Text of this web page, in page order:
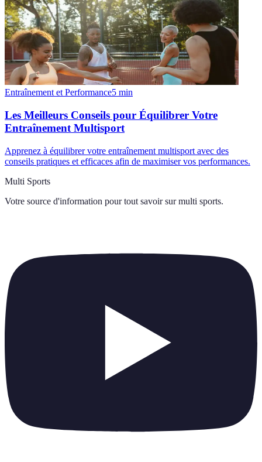
Entraînement et Performance5 min
Les Meilleurs Conseils pour Équilibrer Votre
Entraînement Multisport
Apprenez à équilibrer votre entraînement multisport avec des
conseils pratiques et efficaces afin de maximiser vos performances.
Multi Sports
Votre source d'information pour tout savoir sur multi sports.